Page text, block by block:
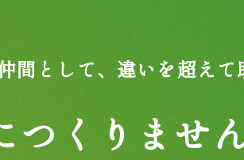
間として、 違いを超えて
つくりませ